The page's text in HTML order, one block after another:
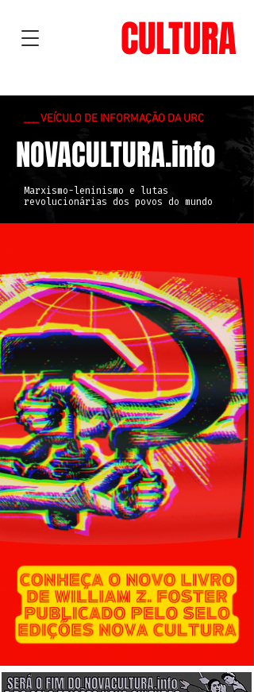
CULTURA
___ VEÍCULO DE INFORMAÇÃO DA URC
NOVACULTURA.info
Marxismo-leninismo e lutas
revolucionárias dos povos do mundo